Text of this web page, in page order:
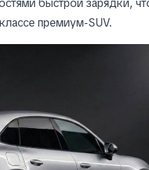
премиум-SUV.